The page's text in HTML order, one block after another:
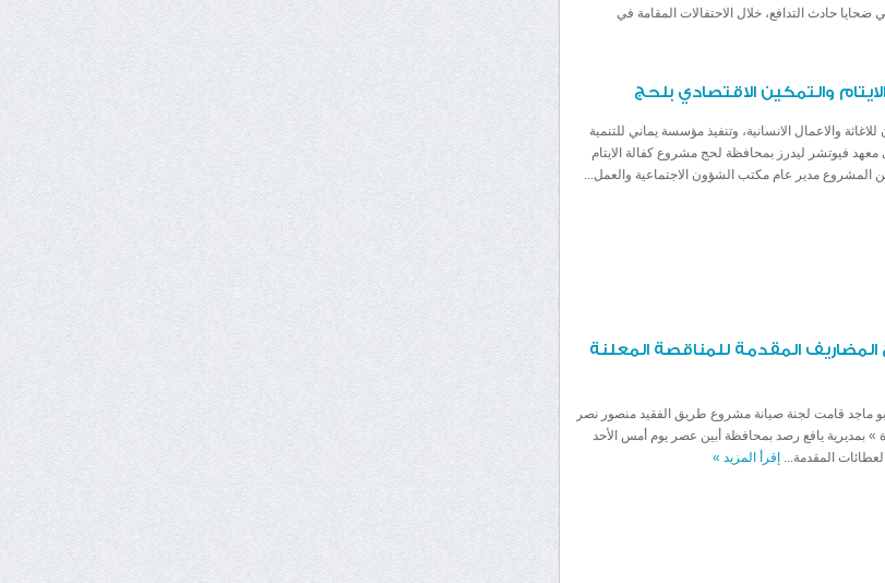
حادث التدافع، خلال الاحتفالات المقامة في
والتمكين الاقتصادي بلحج
والاعمال الانسانية، وتنفيذ مؤسسة يماني للتنمية
معهد فيوتشر ليدرز بمحافظة لحج مشروع كفالة الايتام
المشروع مدير عام مكتب الشؤون الاجتماعية والعمل...
المقدمة للمناقصة المعلنة
ماجد قامت لجنة صيانة مشروع طريق الفقيد منصور نصر
بمديرية يافع رصد بمحافظة أبين عصر يوم أمس الأحد
إقرأ المزيد »